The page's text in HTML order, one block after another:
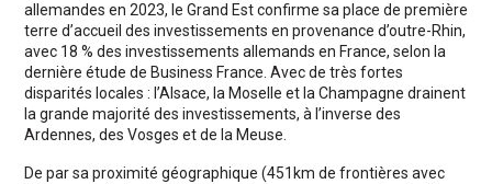
allemandes en 2023, le Grand Est confirme sa place de première
terre d’accueil des investissements en provenance d’outre-Rhin,
avec 18 % des investissements allemands en France, selon la
dernière étude de Business France. Avec de très fortes
disparités locales : l’Alsace, la Moselle et la Champagne drainent
la grande majorité des investissements, à l’inverse des
Ardennes, des Vosges et de la Meuse.
De par sa proximité géographique (451km de frontières avec